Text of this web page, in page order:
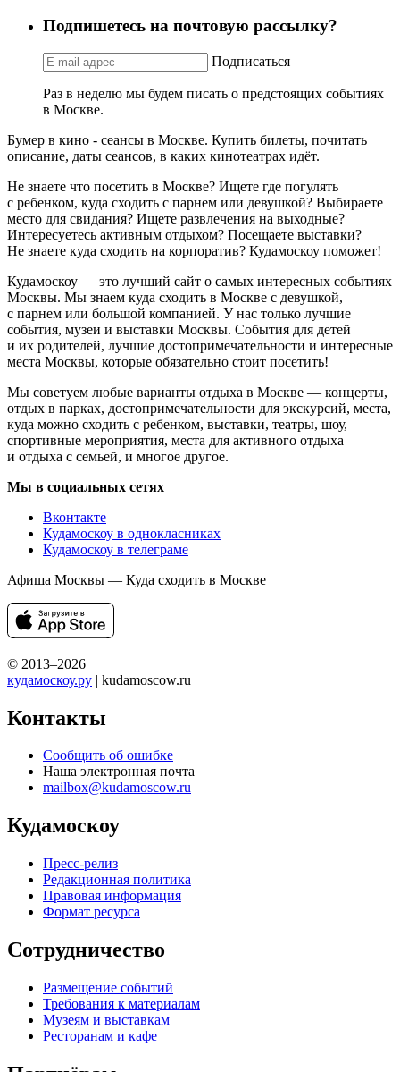
Подпишетесь на почтовую рассылку?
Подписаться
Раз в неделю мы будем писать о предстоящих событиях
в Москве.
Бумер в кино - сеансы в Москве. Купить билеты, почитать
описание, даты сеансов, в каких кинотеатрах идёт.
Не знаете что посетить в Москве? Ищете где погулять
с ребенком, куда сходить с парнем или девушкой? Выбираете
место для свидания? Ищете развлечения на выходные?
Интересуетесь активным отдыхом? Посещаете выставки?
Не знаете куда сходить на корпоратив? Кудамоскоу поможет!
Кудамоскоу — это лучший сайт о самых интересных событиях
Москвы. Мы знаем куда сходить в Москве с девушкой,
с парнем или большой компанией. У нас только лучшие
события, музеи и выставки Москвы. События для детей
и их родителей, лучшие достопримечательности и интересные
места Москвы, которые обязательно стоит посетить!
Мы советуем любые варианты отдыха в Москве — концерты,
отдых в парках, достопримечательности для экскурсий, места,
куда можно сходить с ребенком, выставки, театры, шоу,
спортивные мероприятия, места для активного отдыха
и отдыха с семьей, и многое другое.
Мы в социальных сетях
Вконтакте
Кудамоскоу в однокласниках
Кудамоскоу в телеграме
Афиша Москвы — Куда сходить в Москве
© 2013–2026
кудамоскоу.ру | kudamoscow.ru
Контакты
Сообщить об ошибке
Наша электронная почта
mailbox@kudamoscow.ru
Кудамоскоу
Пресс-релиз
Редакционная политика
Правовая информация
Формат ресурса
Сотрудничество
Размещение событий
Требования к материалам
Музеям и выставкам
Ресторанам и кафе